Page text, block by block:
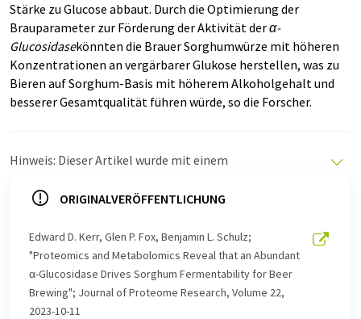
Stärke zu Glucose abbaut. Durch die Optimierung der
Brauparameter zur Förderung der Aktivität derα-
Glucosidasekönnten die Brauer Sorghumwürze mit höheren
Konzentrationen an vergärbarer Glukose herstellen, was zu
Bieren auf Sorghum-Basis mit höherem Alkoholgehalt und
besserer Gesamtqualität führen würde, so die Forscher.
Hinweis: Dieser Artikel wurde mit einem
LUMITOS bietet diese automatischen Übersetzungen
Nachrichten zu präsentieren. Da dieser Artikel mit
automatischer Übersetzung übersetzt wurde, ist es
möglich, dass er Fehler im Vokabular, in der Syntax oder
in der Grammatik enthält. Den ursprünglichen Artikel in
Englisch finden Sie
ORIGINALVERÖFFENTLICHUNG
Edward D. Kerr, Glen P. Fox, Benjamin L. Schulz;
"Proteomics and Metabolomics Reveal that an Abundant
α-Glucosidase Drives Sorghum Fermentability for Beer
Brewing"; Journal of Proteome Research, Volume 22,
2023-10-11